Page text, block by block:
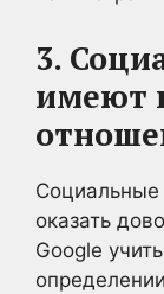
3.
имеют
Социальные
оказать
Google